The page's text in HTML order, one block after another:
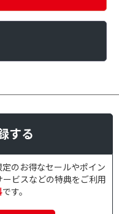
する
のお得なセールやポイン
ビスなどの特典をご利用
です。